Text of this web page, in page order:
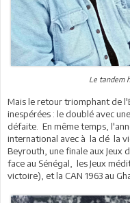
Le tandem
Mais le retour triomphant de
inespérées : le doublé avec
défaite. En même temps,
international avec à la clé la
Beyrouth, une finale aux Jeux
face au Sénégal, les Jeux
victoire), et la CAN 1963 au